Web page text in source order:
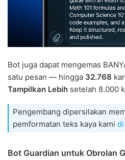
Bot juga dapat mengemas
satu pesan — hingga 32.768
Tampilkan Lebih setelah 8.000
Pengembang dipersilakan
pemformatan teks kaya kami
Bot Guardian untuk Obrolan